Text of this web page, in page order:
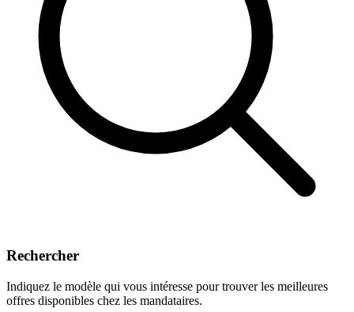
Rechercher
Indiquez le modèle qui vous intéresse pour trouver les meilleures
offres disponibles chez les mandataires.